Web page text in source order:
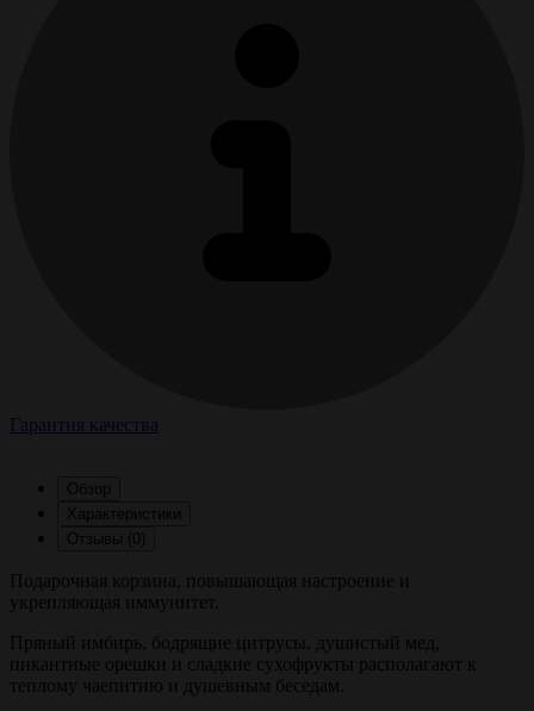
Гарантия качества
Обзор
Характеристики
Отзывы (0)
Подарочная корзина, повышающая настроение и
укрепляющая иммунитет.
Пряный имбирь, бодрящие цитрусы, душистый мед,
пикантные орешки и сладкие сухофрукты располагают к
теплому чаепитию и душевным беседам.